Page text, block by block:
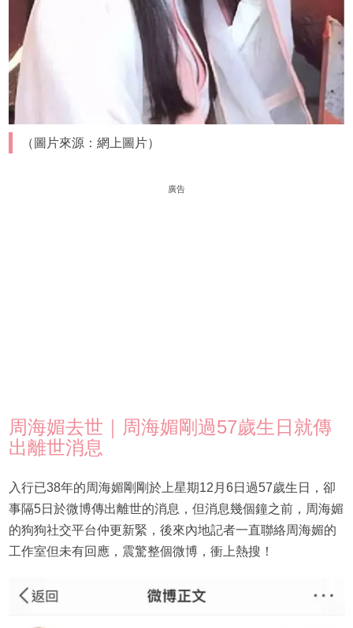
（圖片來源：網上圖片）
廣告
周海媚去世｜周海媚剛過57歲生日就傳
出離世消息
入行已38年的周海媚剛剛於上星期12月6日過57歲生日，卻
事隔5日於微博傳出離世的消息，但消息幾個鐘之前，周海媚
的狗狗社交平台仲更新緊，後來內地記者一直聯絡周海媚的
工作室但未有回應，震驚整個微博，衝上熱搜！